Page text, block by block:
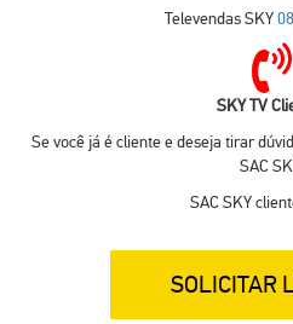
Televendas SKY
SKY TV
Se você já é cliente e deseja tirar
SAC
SAC SKY
SOLICITAR